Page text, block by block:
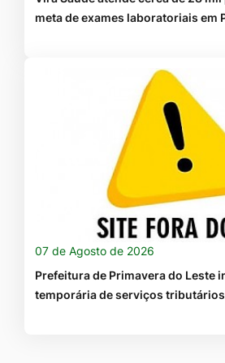
meta de exames laboratoriais em
07 de Agosto de 2026
Prefeitura de Primavera do Leste
temporária de serviços tributários